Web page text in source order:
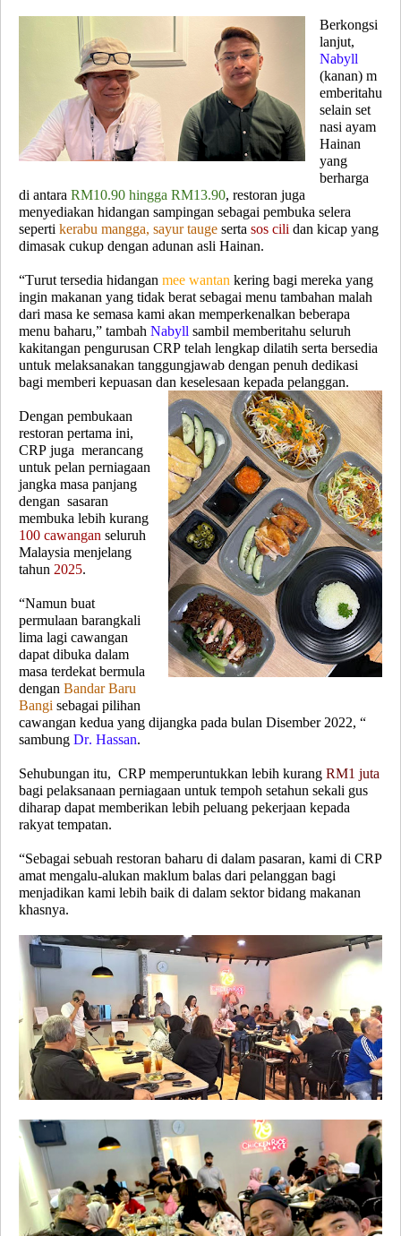
Berkongsi
lanjut,
Nabyll
(kanan) m
emberitahu
selain set
nasi ayam
Hainan
yang
berharga
di antara RM10.90 hingga RM13.90, restoran juga
menyediakan hidangan sampingan sebagai pembuka selera
seperti kerabu mangga, sayur tauge serta sos cili dan kicap yang
dimasak cukup dengan adunan asli Hainan.
“Turut tersedia hidangan mee wantan kering bagi mereka yang
ingin makanan yang tidak berat sebagai menu tambahan malah
dari masa ke semasa kami akan memperkenalkan beberapa
menu baharu,” tambah Nabyll sambil memberitahu seluruh
kakitangan pengurusan CRP telah lengkap dilatih serta bersedia
untuk melaksanakan tanggungjawab dengan penuh dedikasi
bagi memberi kepuasan dan keselesaan kepada pelanggan.
Dengan pembukaan
restoran pertama ini,
CRP juga merancang
untuk pelan perniagaan
jangka masa panjang
dengan sasaran
membuka lebih kurang
100 cawangan seluruh
Malaysia menjelang
tahun 2025.
“Namun buat
permulaan barangkali
lima lagi cawangan
dapat dibuka dalam
masa terdekat bermula
dengan Bandar Baru
Bangi sebagai pilihan
cawangan kedua yang dijangka pada bulan Disember 2022, “
sambung Dr. Hassan.
Sehubungan itu, CRP memperuntukkan lebih kurang RM1 juta
bagi pelaksanaan perniagaan untuk tempoh setahun sekali gus
diharap dapat memberikan lebih peluang pekerjaan kepada
rakyat tempatan.
“Sebagai sebuah restoran baharu di dalam pasaran, kami di CRP
amat mengalu-alukan maklum balas dari pelanggan bagi
menjadikan kami lebih baik di dalam sektor bidang makanan
khasnya.